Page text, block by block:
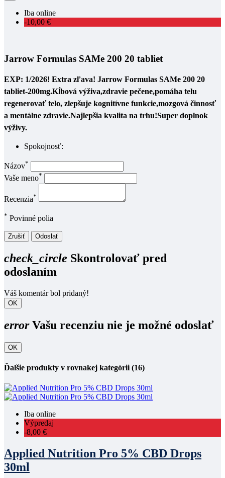
Iba online
-10,00 €
Jarrow Formulas SAMe 200 20 tabliet
EXP: 1/2026! Extra zľava! Jarrow Formulas SAMe 200 20
tabliet-200mg.Kĺbová výživa,zdravie pečene,pomáha telu
regenerovať telo, zlepšuje kognitívne funkcie,mozgová činnosť
a mentálne zdravie.Najlepšia kvalita na trhu!Super doplnok
výživy.
Spokojnosť:
Názov*
Vaše meno*
Recenzia*
* Povinné polia
Zrušiť Odoslať
check_circle Skontrolovať pred
odoslaním
Váš komentár bol pridaný!
OK
errorVašu recenziu nie je možné odoslať
OK
Ďalšie produkty v rovnakej kategórii (16)
Iba online
Výpredaj
-8,00 €
Applied Nutrition Pro 5% CBD Drops
30ml